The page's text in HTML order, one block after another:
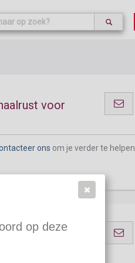
ons om je verder te helpen.
voor
ons om je verder te helpen.
voor
op deze